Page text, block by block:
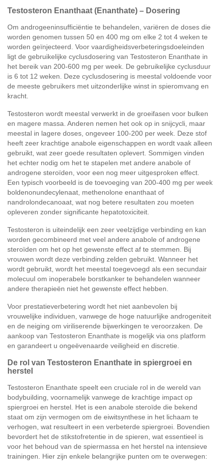
Testosteron Enanthaat (Enanthate) – Dosering
Om androgeeninsufficiëntie te behandelen, variëren de doses die
worden genomen tussen 50 en 400 mg om elke 2 tot 4 weken te
worden geïnjecteerd. Voor vaardigheidsverbeteringsdoeleinden
ligt de gebruikelijke cyclusdosering van Testosteron Enanthate in
het bereik van 200-600 mg per week. De gebruikelijke cyclusduur
is 6 tot 12 weken. Deze cyclusdosering is meestal voldoende voor
de meeste gebruikers met uitzonderlijke winst in spieromvang en
kracht.
Testosteron wordt meestal verwerkt in de groeifasen voor bulken
en magere massa. Anderen nemen het ook op in snijcycli, maar
meestal in lagere doses, ongeveer 100-200 per week. Deze stof
heeft zeer krachtige anabole eigenschappen en wordt vaak alleen
gebruikt, wat zeer goede resultaten oplevert. Sommigen vinden
het echter nodig om het te stapelen met andere anabole of
androgene steroïden, voor een nog meer uitgesproken effect.
Een typisch voorbeeld is de toevoeging van 200-400 mg per week
boldenonundecylenaat, methenolone enanthaat of
nandrolondecanoaat, wat nog betere resultaten zou moeten
opleveren zonder significante hepatotoxiciteit.
Testosteron is uiteindelijk een zeer veelzijdige verbinding en kan
worden gecombineerd met veel andere anabole of androgene
steroïden om het op het gewenste effect af te stemmen. Bij
vrouwen wordt deze verbinding zelden gebruikt. Wanneer het
wordt gebruikt, wordt het meestal toegevoegd als een secundair
molecuul om inoperabele borstkanker te behandelen wanneer
andere therapieën niet het gewenste effect hebben.
Voor prestatieverbetering wordt het niet aanbevolen bij
vrouwelijke individuen, vanwege de hoge natuurlijke androgeniteit
en de neiging om viriliserende bijwerkingen te veroorzaken. De
aankoop van Testosteron Enanthate is mogelijk via ons platform
en garandeert u ongeëvenaarde veiligheid en discretie.
De rol van Testosteron Enanthate in spiergroei en
herstel
Testosteron Enanthate speelt een cruciale rol in de wereld van
bodybuilding, voornamelijk vanwege de krachtige impact op
spiergroei en herstel. Het is een anabole steroïde die bekend
staat om zijn vermogen om de eiwitsynthese in het lichaam te
verhogen, wat resulteert in een verbeterde spiergroei. Bovendien
bevordert het de stikstofretentie in de spieren, wat essentieel is
voor het behoud van de spiermassa en het herstel na intensieve
trainingen. Hier zijn enkele belangrijke punten om te overwegen: